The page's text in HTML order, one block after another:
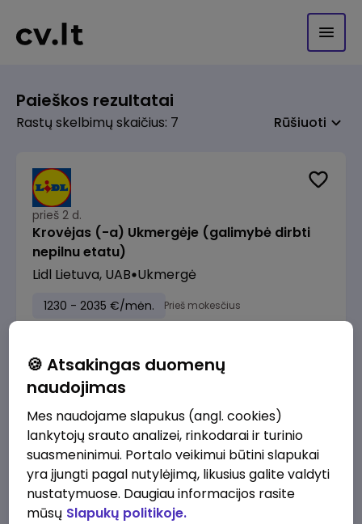
Paieškos rezultatai
Rastų skelbimų skaičius: 7 Rūšiuoti
prieš 2 d.
Krovėjas (-a) Ukmergėje (galimybė dirbti
nepilnu etatu)
Lidl Lietuva, UAB Ukmergė
1230 - 2035 €/mėn. Prieš mokesčius
prieš 6 d.
Pardavėjas (-a) Ukmergėje (galimybė dirbti
nepilnu etatu)
Lidl Lietuva, UAB Ukmergė
1230 - 2035 €/mėn. Prieš mokesčius
🍪 Atsakingas duomenų
naudojimas
Mes naudojame slapukus (angl. cookies)
lankytojų srauto analizei, rinkodarai ir turinio
suasmeninimui. Portalo veikimui būtini slapukai
yra įjungti pagal nutylėjimą, likusius galite valdyti
nustatymuose. Daugiau informacijos rasite
mūsų Slapukų politikoje.